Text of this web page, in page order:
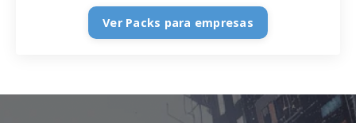
Ver Packs para empresas